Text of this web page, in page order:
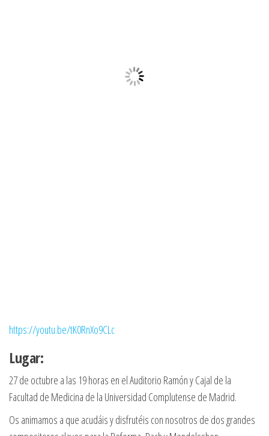
https://youtu.be/tK0RnXo9CLc
Lugar:
27 de octubre a las 19 horas en el Auditorio Ramón y Cajal de la
Facultad de Medicina de la Universidad Complutense de Madrid.
Os animamos a que acudáis y disfrutéis con nosotros de dos grandes